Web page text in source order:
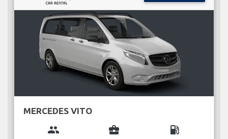
MERCEDES VITO
group business_center local_gas_station